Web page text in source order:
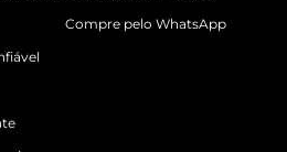
Compre pelo WhatsApp